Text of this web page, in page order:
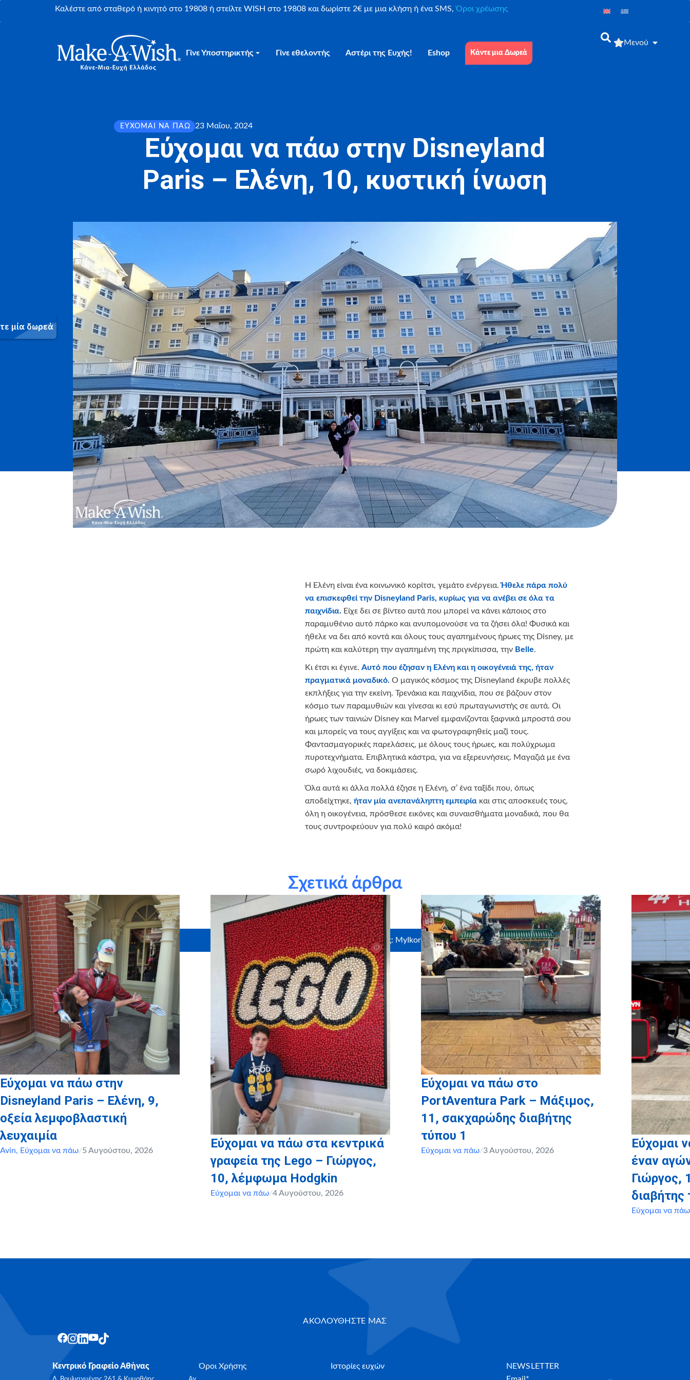
Καλέστε από σταθερό ή κινητό στο 19808 ή στείλτε WISH στο 19808 και δωρίστε 2€ με μια κλήση ή ένα SMS,Όροι χρέωσης
Γίνε Υποστηρικτής Γίνε εθελοντής Αστέρι της Ευχής! Eshop Κάντε μια Δωρεά
Μενού
ΕΎΧΟΜΑΙ ΝΑ ΠΆΩ 23 Μαΐου, 2024
Εύχομαι να πάω στην Disneyland
Paris – Ελένη, 10, κυστική ίνωση
Η Ελένη είναι ένα κοινωνικό κορίτσι, γεμάτο ενέργεια.Ήθελε πάρα πολύ
να επισκεφθεί την Disneyland Paris, κυρίως για να ανέβει σε όλα τα
παιχνίδια. Είχε δει σε βίντεο αυτά που μπορεί να κάνει κάποιος στο
παραμυθένιο αυτό πάρκο και ανυπομονούσε να τα ζήσει όλα! Φυσικά και
ήθελε να δει από κοντά και όλους τους αγαπημένους ήρωες της Disney, με
πρώτη και καλύτερη την αγαπημένη της πριγκίπισσα, την Belle.
Κι έτσι κι έγινε. Αυτό που έζησαν η Ελένη και η οικογένειά της, ήταν
πραγματικά μοναδικό. Ο μαγικός κόσμος της Disneyland έκρυβε πολλές
εκπλήξεις για την εκείνη. Τρενάκια και παιχνίδια, που σε βάζουν στον
κόσμο των παραμυθιών και γίνεσαι κι εσύ πρωταγωνιστής σε αυτά. Οι
ήρωες των ταινιών Disney και Marvel εμφανίζονται ξαφνικά μπροστά σου
και μπορείς να τους αγγίξεις και να φωτογραφηθείς μαζί τους.
Φαντασμαγορικές παρελάσεις, με όλους τους ήρωες, και πολύχρωμα
πυροτεχνήματα. Επιβλητικά κάστρα, για να εξερευνήσεις. Μαγαζιά με ένα
σωρό λιχουδιές, να δοκιμάσεις.
Όλα αυτά κι άλλα πολλά έζησε η Ελένη, σ’ ένα ταξίδι που, όπως
αποδείχτηκε, ήταν μία ανεπανάληπτη εμπειρία και στις αποσκευές τους,
όλη η οικογένεια, πρόσθεσε εικόνες και συναισθήματα μοναδικά, που θα
τους συντροφεύουν για πολύ καιρό ακόμα!
θερμά τηνXMγια τη δωρεά!
Ευχαριστούμε θερμά τους χορηγούς σε είδος: MyIkona, Craftbox
Σχετικά άρθρα
Εύχομαι να πάω στην
Disneyland Paris – Ελένη, 9,
οξεία λεμφοβλαστική
λευχαιμία
Avin, Εύχομαι να πάω/5 Αυγούστου, 2026
Εύχομαι να πάω στα κεντρικά
γραφεία της Lego – Γιώργος,
10, λέμφωμα Hodgkin
Εύχομαι να πάω/4 Αυγούστου, 2026
Εύχομαι να πάω στο
PortAventura Park – Μάξιμος,
11, σακχαρώδης διαβήτης
τύπου 1
Εύχομαι να πάω/3 Αυγούστου, 2026
Εύχομαι
έναν
Γιώργος,
διαβήτης
Εύχομαι να πάω
ΑΚΟΛΟΥΘΗΣΤΕ ΜΑΣ
Κεντρικό Γραφείο Αθήνας Όροι Χρήσης Ιστορίες ευχών
NEWSLETTER